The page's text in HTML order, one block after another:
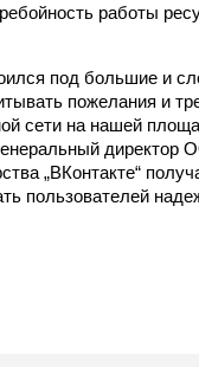
работы
под большие и
пожелания и
сети на нашей
директор
„ВКонтакте“
пользователей